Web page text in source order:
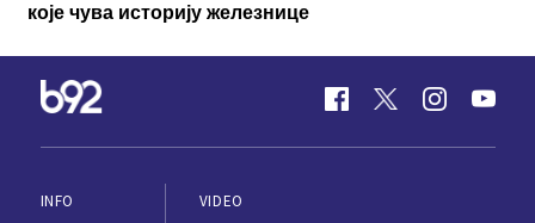
које чува историју железнице
INFO
VIDEO